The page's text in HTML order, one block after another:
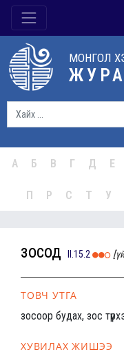
МОНГОЛ
А Б В Г Д Е
П Р С Т У
зосод II.15.2
ТОВЧ УТГА
зосоор будах, зос
ХУВИЛАХ ЖИШЭЭ